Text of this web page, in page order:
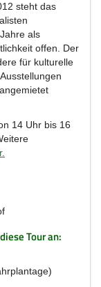
steht das
als
offen. Der
für kulturelle
14 Uhr bis 16
Tour an: